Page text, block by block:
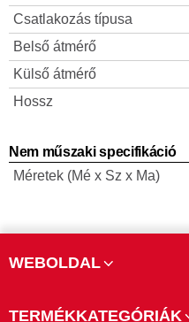
Csatlakozás típusa
Belső átmérő
Külső átmérő
Hossz
Nem műszaki specifikáció
Méretek (Mé x Sz x Ma)
WEBOLDAL
TERMÉKKATEGÓRIÁK